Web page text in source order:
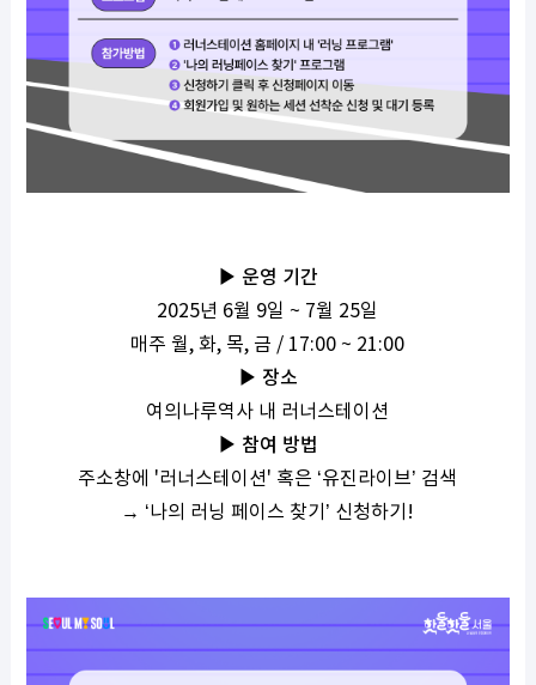
▶ 운영 기간
2025년 6월 9일 ~ 7월 25일
매주 월, 화, 목, 금 / 17:00 ~ 21:00
▶ 장소
여의나루역사 내 러너스테이션
▶ 참여 방법
주소창에 '러너스테이션' 혹은 ‘유진라이브’ 검색
→ ‘나의 러닝 페이스 찾기’ 신청하기!